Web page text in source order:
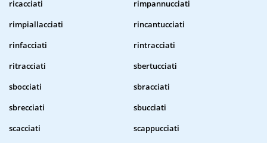
ricacciati
rimpannucciati
rimpiallacciati
rincantucciati
rinfacciati
rintracciati
ritracciati
sbertucciati
sbocciati
sbracciati
sbrecciati
sbucciati
scacciati
scappucciati